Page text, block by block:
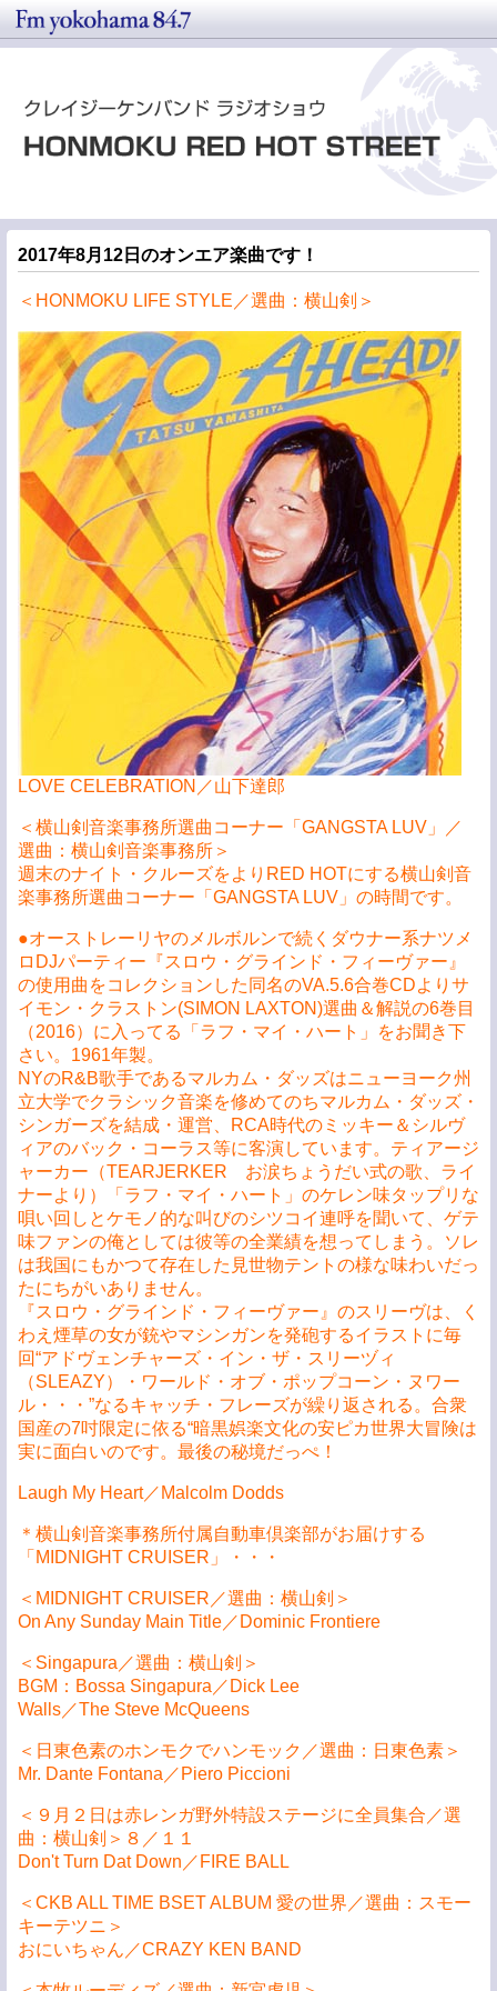
2017年8月12日のオンエア楽曲です！
＜HONMOKU LIFE STYLE／選曲：横山剣＞
LOVE CELEBRATION／山下達郎
＜横山剣音楽事務所選曲コーナー「GANGSTA LUV」／
選曲：横山剣音楽事務所＞
週末のナイト・クルーズをよりRED HOTにする横山剣音
楽事務所選曲コーナー「GANGSTA LUV」の時間です。
●オーストレーリヤのメルボルンで続くダウナー系ナツメ
ロDJパーティー『スロウ・グラインド・フィーヴァー』
の使用曲をコレクションした同名のVA.5.6合巻CDよりサ
イモン・クラストン(SIMON LAXTON)選曲＆解説の6巻目
（2016）に入ってる「ラフ・マイ・ハート」をお聞き下
さい。1961年製。
NYのR&B歌手であるマルカム・ダッズはニューヨーク州
立大学でクラシック音楽を修めてのちマルカム・ダッズ・
シンガーズを結成・運営、RCA時代のミッキー＆シルヴ
ィアのバック・コーラス等に客演しています。ティアージ
ャーカー（TEARJERKER お涙ちょうだい式の歌、ライ
ナーより）「ラフ・マイ・ハート」のケレン味タップリな
唄い回しとケモノ的な叫びのシツコイ連呼を聞いて、ゲテ
味ファンの俺としては彼等の全業績を想ってしまう。ソレ
は我国にもかつて存在した見世物テントの様な味わいだっ
たにちがいありません。
『スロウ・グラインド・フィーヴァー』のスリーヴは、く
わえ煙草の女が銃やマシンガンを発砲するイラストに毎
回“アドヴェンチャーズ・イン・ザ・スリーヅィ
（SLEAZY）・ワールド・オブ・ポップコーン・ヌワー
ル・・・”なるキャッチ・フレーズが繰り返される。合衆
国産の7吋限定に依る“暗黒娯楽文化の安ピカ世界大冒険は
実に面白いのです。最後の秘境だっぺ！
Laugh My Heart／Malcolm Dodds
＊横山剣音楽事務所付属自動車倶楽部がお届けする
「MIDNIGHT CRUISER」・・・
＜MIDNIGHT CRUISER／選曲：横山剣＞
On Any Sunday Main Title／Dominic Frontiere
＜Singapura／選曲：横山剣＞
BGM：Bossa Singapura／Dick Lee
Walls／The Steve McQueens
＜日東色素のホンモクでハンモック／選曲：日東色素＞
Mr. Dante Fontana／Piero Piccioni
＜９月２日は赤レンガ野外特設ステージに全員集合／選
曲：横山剣＞８／１１
Don't Turn Dat Down／FIRE BALL
＜CKB ALL TIME BSET ALBUM 愛の世界／選曲：スモー
キーテツニ＞
おにいちゃん／CRAZY KEN BAND